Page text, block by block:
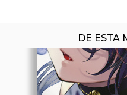
DE ESTA